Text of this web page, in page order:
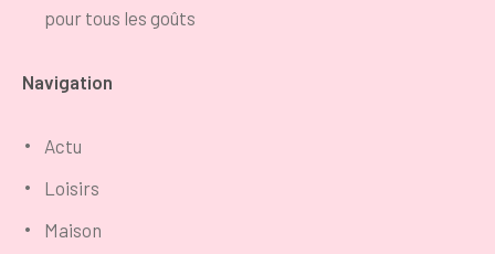
pour tous les goûts
Navigation
Actu
Loisirs
Maison